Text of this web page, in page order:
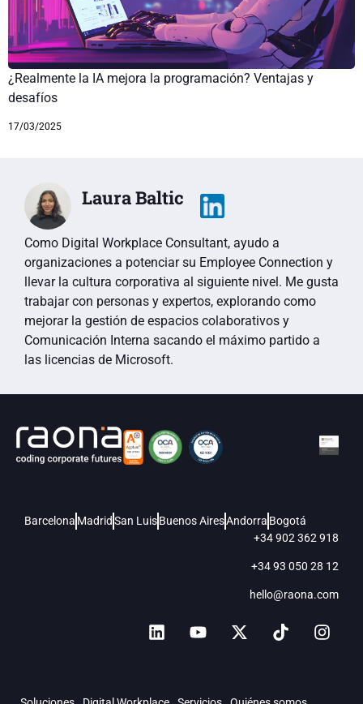
¿Realmente la IA mejora la programación? Ventajas y
desafíos
17/03/2025
Laura Baltic
Como Digital Workplace Consultant, ayudo a
organizaciones a potenciar su Employee Connection y
llevar la cultura corporativa al siguiente nivel. Me gusta
trabajar con personas y expertos, explorando como
mejorar la gestión de espacios colaborativos y
Comunicación Interna sacando el máximo partido a
las licencias de Microsoft.
Barcelona MadridSan LuisBuenos AiresAndorra Bogotá
+34 902 362 918
+34 93 050 28 12
hello@raona.com